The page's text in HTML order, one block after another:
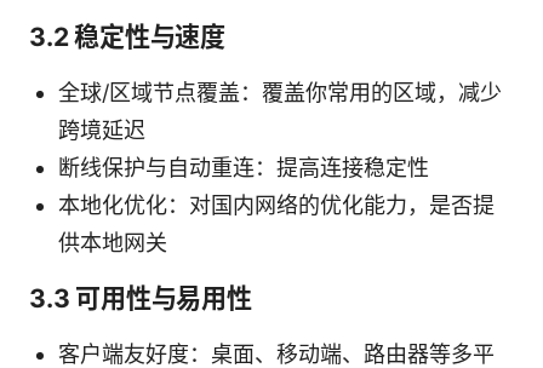
3.2 稳定性与速度
全球/区域节点覆盖：覆盖你常用的区域，减少
跨境延迟
断线保护与自动重连：提高连接稳定性
本地化优化：对国内网络的优化能力，是否提
供本地网关
3.3 可用性与易用性
客户端友好度：桌面、移动端、路由器等多平